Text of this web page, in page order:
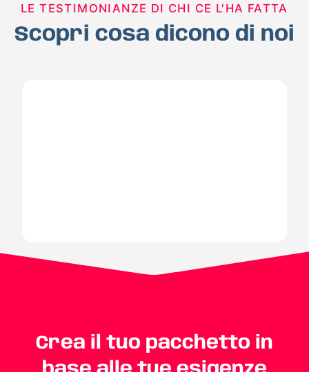
LE TESTIMONIANZE DI CHI CE L'HA FATTA
Scopri cosa dicono di noi
Crea il tuo pacchetto in